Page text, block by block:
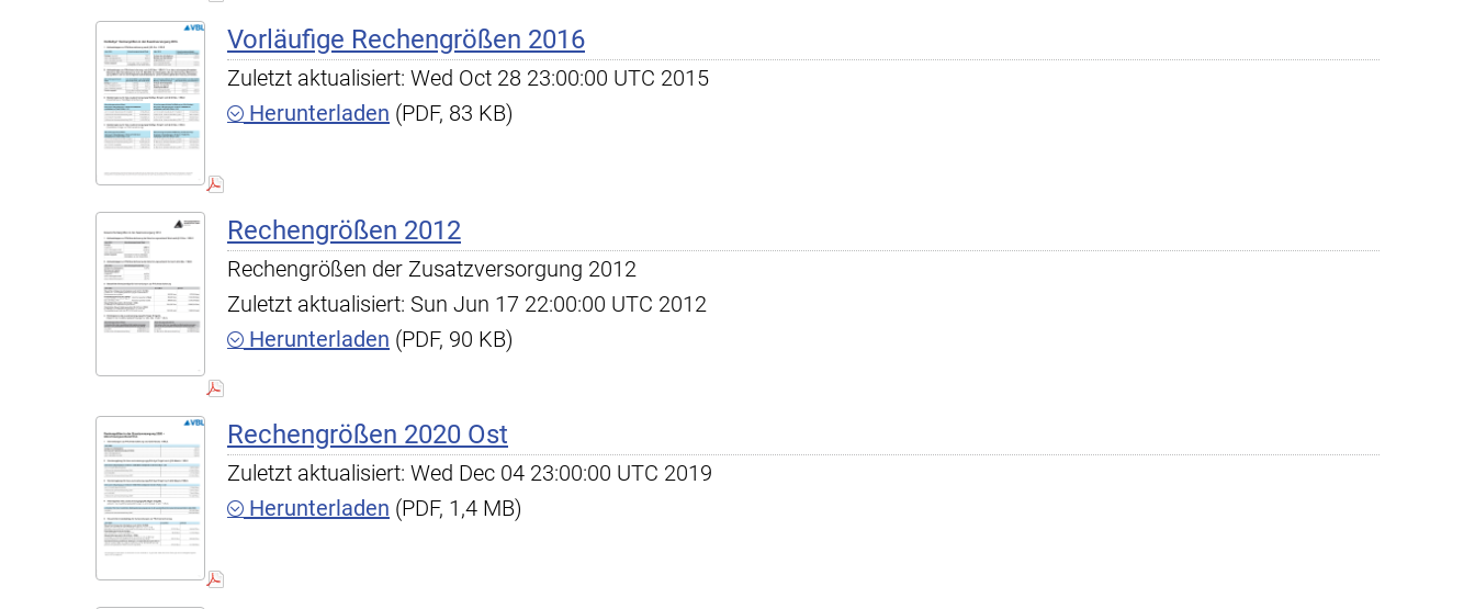
Vorläufige Rechengrößen 2016
Zuletzt aktualisiert: Wed Oct 28 23:00:00 UTC 2015
Herunterladen (PDF, 83 KB)
Rechengrößen 2012
Rechengrößen der Zusatzversorgung 2012
Zuletzt aktualisiert: Sun Jun 17 22:00:00 UTC 2012
Herunterladen (PDF, 90 KB)
Rechengrößen 2020 Ost
Zuletzt aktualisiert: Wed Dec 04 23:00:00 UTC 2019
Herunterladen (PDF, 1,4 MB)